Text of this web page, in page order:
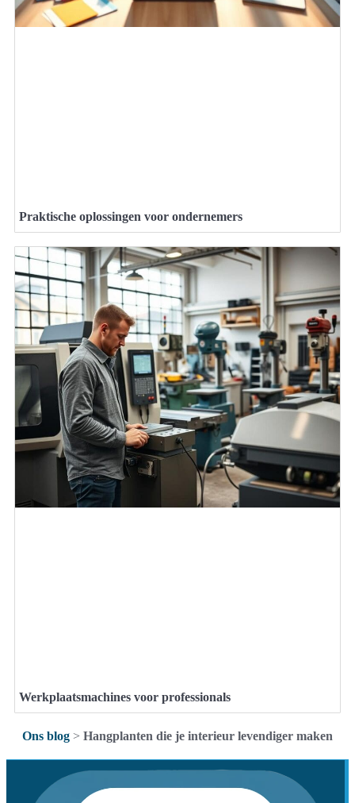
Praktische oplossingen voor ondernemers
Werkplaatsmachines voor professionals
Ons blog > Hangplanten die je interieur levendiger maken